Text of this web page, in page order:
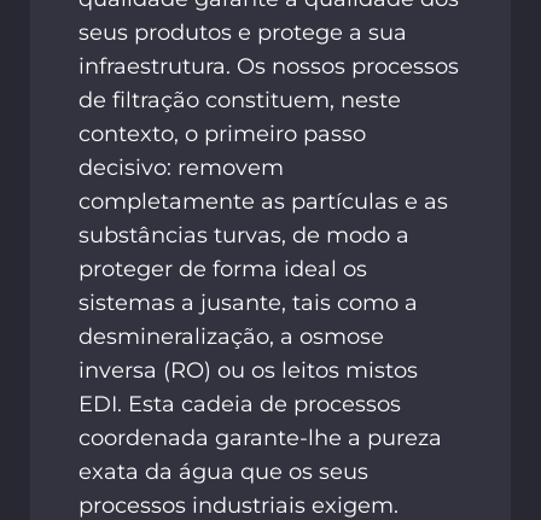
seus produtos e protege a sua
infraestrutura. Os nossos processos
de filtração constituem, neste
contexto, o primeiro passo
decisivo: removem
completamente as partículas e as
substâncias turvas, de modo a
proteger de forma ideal os
sistemas a jusante, tais como a
desmineralização, a osmose
inversa (RO) ou os leitos mistos
EDI. Esta cadeia de processos
coordenada garante-lhe a pureza
exata da água que os seus
processos industriais exigem.